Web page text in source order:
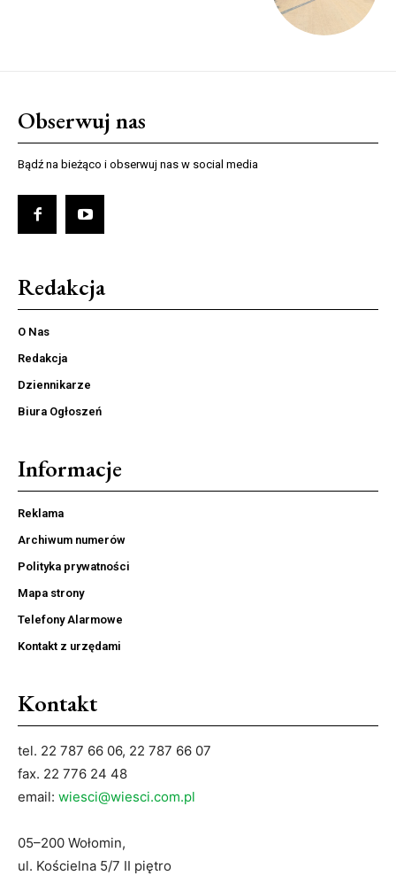
Obserwuj nas
Bądź na bieżąco i obserwuj nas w social media
Redakcja
O Nas
Redakcja
Dziennikarze
Biura Ogłoszeń
Informacje
Reklama
Archiwum numerów
Polityka prywatności
Mapa strony
Telefony Alarmowe
Kontakt z urzędami
Kontakt
tel. 22 787 66 06, 22 787 66 07
fax. 22 776 24 48
email: wiesci@wiesci.com.pl
05–200 Wołomin,
ul. Kościelna 5/7 II piętro